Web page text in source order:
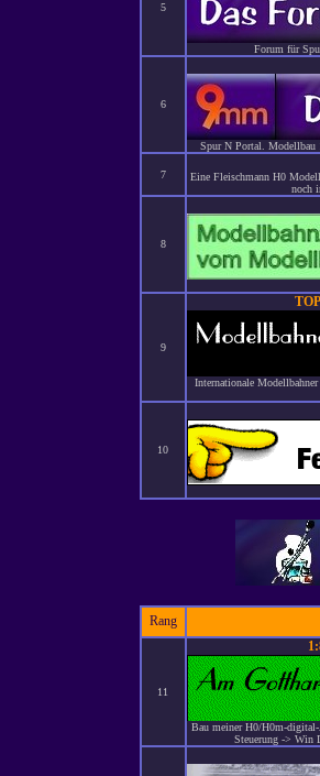
5
Forum für
6
Spur N Portal. Modellbau
7
Eine Fleischmann H0
noch
8
9
Internationale
10
Rang
11
Bau meiner H0/H0m-
Steuerung -> Win